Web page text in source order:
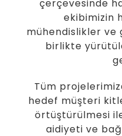
çerçevesinde
ekibimizin
mühendislikler ve
birlikte
Tüm
hedef müşteri
örtüştürülmesi
aidiyeti ve